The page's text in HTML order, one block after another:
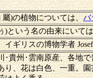
)の植物については、バ
)という名の由来にいて
ギリスの博物学者 Josef
貴州･雲南原産、各地で
、花は白色、一重。園